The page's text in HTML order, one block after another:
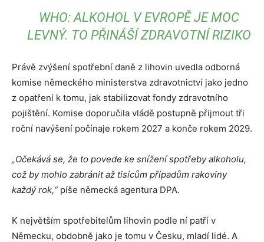
WHO: ALKOHOL V EVROPĚ JE MOC
LEVNÝ. TO PŘINÁŠÍ ZDRAVOTNÍ RIZIKO
Právě zvýšení spotřební daně z lihovin uvedla odborná
komise německého ministerstva zdravotnictví jako jedno
z opatření k tomu, jak stabilizovat fondy zdravotního
pojištění. Komise doporučila vládě postupně přijmout tři
roční navýšení počínaje rokem 2027 a konče rokem 2029.
„Očekává se, že to povede ke snížení spotřeby alkoholu,
což by mohlo zabránit až tisícům případům rakoviny
každý rok,“ píše německá agentura DPA.
K největším spotřebitelům lihovin podle ní patří v
Německu, obdobně jako je tomu v Česku, mladí lidé. A